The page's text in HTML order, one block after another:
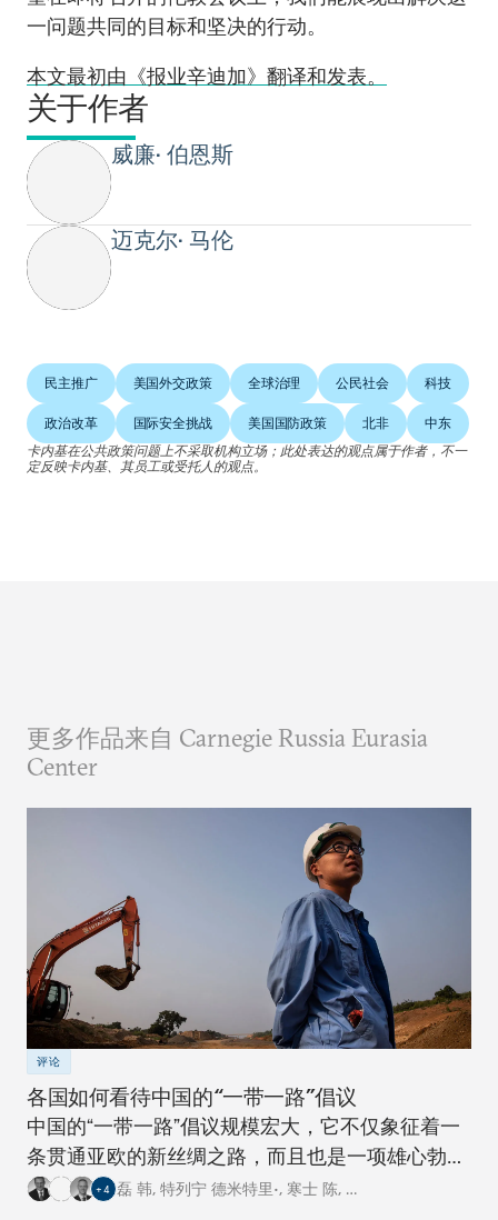
一问题共同的目标和坚决的行动。
本文最初由《报业辛迪加》翻译和发表。
关于作者
威廉• 伯恩斯
迈克尔• 马伦
民主推广 美国外交政策 全球治理 公民社会 科技
政治改革 国际安全挑战 美国国防政策 北非
中东
卡内基在公共政策问题上不采取机构立场；此处表达的观点属于作者，不一
定反映卡内基、其员工或受托人的观点。
更多作品来自 Carnegie Russia Eurasia
Center
评论
各国如何看待中国的“一带一路”倡议
中国的“一带一路”倡议规模宏大，它不仅象征着一
条贯通亚欧的新丝绸之路，而且也是一项雄心勃勃
的跨国基础设施建设工程。对此，卡内基四个研究
+4 磊 韩, 特列宁 德米特里•, 寒士 陈, …